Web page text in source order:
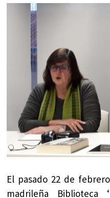
El pasado 22 de
madrileña Biblioteca